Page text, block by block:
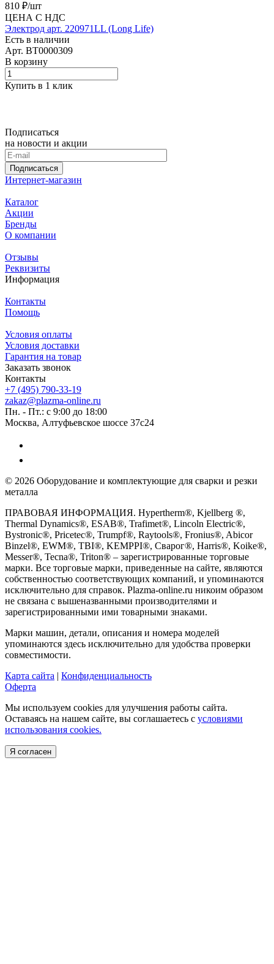
810 ₽/шт
ЦЕНА С НДС
Электрод арт. 220971LL (Long Life)
Есть в наличии
Арт. BT0000309
В корзину
Купить в 1 клик
Подписаться
на новости и акции
Подписаться
Интернет-магазин
Каталог
Акции
Бренды
О компании
Отзывы
Реквизиты
Информация
Контакты
Помощь
Условия оплаты
Условия доставки
Гарантия на товар
Заказать звонок
Контакты
+7 (495) 790-33-19
zakaz@plazma-online.ru
Пн. - Пт.: с 9:00 до 18:00
Москва, Алтуфьевское шоссе 37с24
© 2026 Оборудование и комплектующие для сварки и резки
металла
ПРАВОВАЯ ИНФОРМАЦИЯ. Hypertherm®, Kjellberg ®,
Thermal Dynamics®, ESAB®, Trafimet®, Lincoln Electric®,
Bystronic®, Pricetec®, Trumpf®, Raytools®, Fronius®, Abicor
Binzel®, EWM®, TBI®, KEMPPI®, Сварог®, Harris®, Koike®,
Messer®, Tecna®, Triton® – зарегистрированные торговые
марки. Все торговые марки, приведенные на сайте, являются
собственностью соответствующих компаний, и упоминаются
исключительно для справок. Plazma-online.ru никоим образом
не связана с вышеназванными производителями и
зарегистрированными ими товарными знаками.
Марки машин, детали, описания и номера моделей
упоминаются здесь исключительно для удобства проверки
совместимости.
Карта сайта | Конфиденциальность
Оферта
Мы используем cookies для улучшения работы сайта.
Оставаясь на нашем сайте, вы соглашаетесь с условиями
использования cookies.
Я согласен